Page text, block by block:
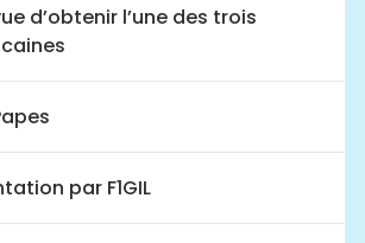
d’obtenir l’une des trois
par F1GIL